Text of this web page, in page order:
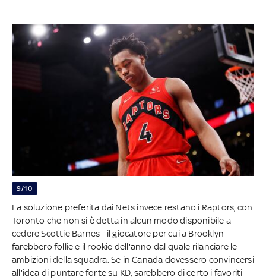
9/10
La soluzione preferita dai Nets invece restano i Raptors, con
Toronto che non si è detta in alcun modo disponibile a
cedere Scottie Barnes - il giocatore per cui a Brooklyn
farebbero follie e il rookie dell'anno dal quale rilanciare le
ambizioni della squadra. Se in Canada dovessero convincersi
all'idea di puntare forte su KD, sarebbero di certo i favoriti